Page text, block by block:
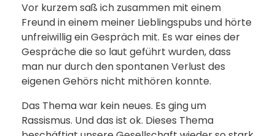
Vor kurzem saß ich zusammen mit einem
Freund in einem meiner Lieblingspubs und hörte
unfreiwillig ein Gespräch mit. Es war eines der
Gespräche die so laut geführt wurden, dass
man nur durch den spontanen Verlust des
eigenen Gehörs nicht mithören konnte.
Das Thema war kein neues. Es ging um
Rassismus. Und das ist ok. Dieses Thema